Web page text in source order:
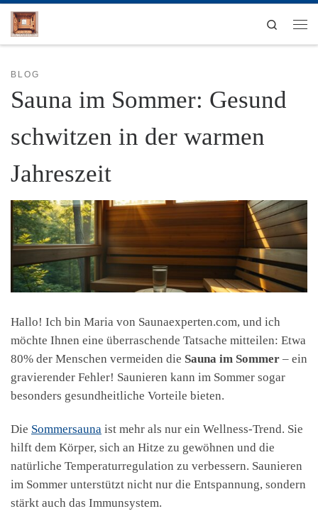
Zum Inhalt springen
Search
BLOG
Sauna im Sommer: Gesund
schwitzen in der warmen
Jahreszeit
Hallo! Ich bin Maria von Saunaexperten.com, und ich
möchte Ihnen eine überraschende Tatsache mitteilen: Etwa
80% der Menschen vermeiden die Sauna im Sommer – ein
gravierender Fehler! Saunieren kann im Sommer sogar
besonders gesundheitliche Vorteile bieten.
Die Sommersauna ist mehr als nur ein Wellness-Trend. Sie
hilft dem Körper, sich an Hitze zu gewöhnen und die
natürliche Temperaturregulation zu verbessern. Saunieren
im Sommer unterstützt nicht nur die Entspannung, sondern
stärkt auch das Immunsystem.